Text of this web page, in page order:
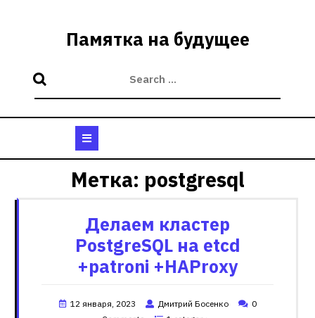
Памятка на будущее
Button
Метка: postgresql
Делаем кластер
PostgreSQL на etcd
+patroni +HAProxy
12 января, 2023 Дмитрий Босенко
0